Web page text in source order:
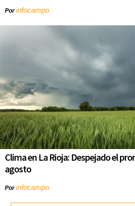
Porinfocampo
Clima en La Rioja: Despejado el
agosto
Porinfocampo